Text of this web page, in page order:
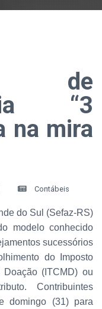
de
“3
na mira
Contábeis
do Sul (Sefaz-RS)
modelo conhecido
sucessórios
do Imposto
(ITCMD) ou
Contribuintes
domingo (31) para